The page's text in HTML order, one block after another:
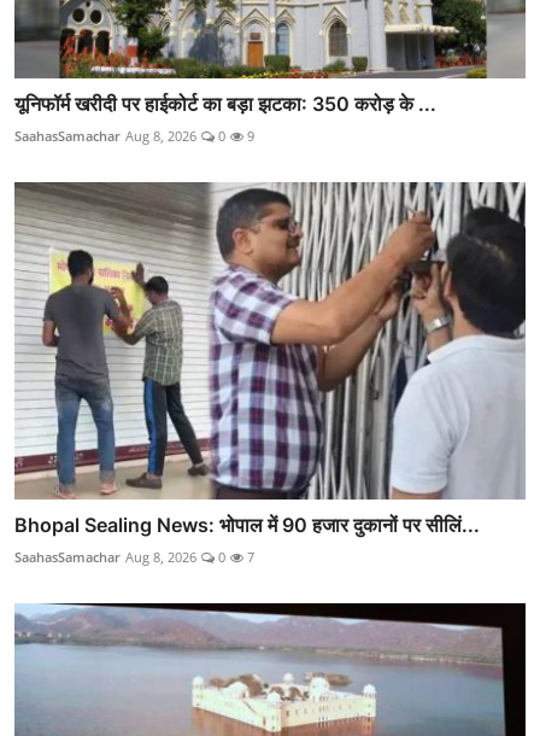
यूनिफॉर्म खरीदी पर हाईकोर्ट का बड़ा झटका: 350 करोड़ के ...
SaahasSamachar Aug 8, 2026 0 9
Bhopal Sealing News: भोपाल में 90 हजार दुकानों पर सीलिं...
SaahasSamachar Aug 8, 2026 0 7